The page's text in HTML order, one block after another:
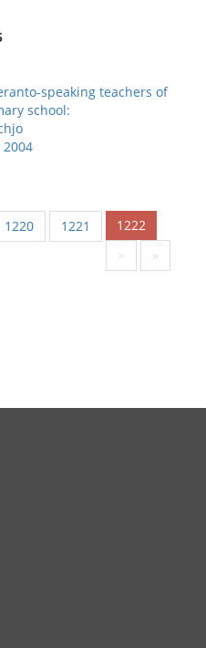
speaking teachers of
school:
1220 1221
1222
>
»